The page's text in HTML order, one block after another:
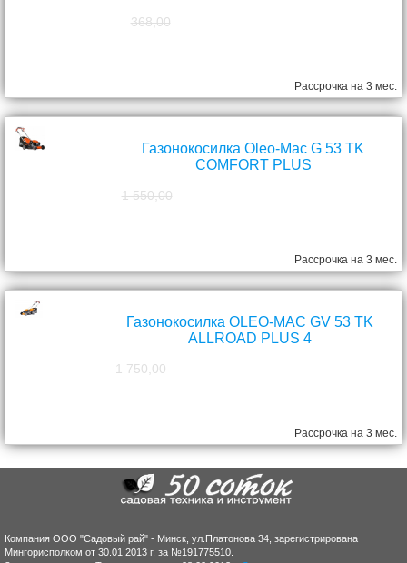
368,00
Рассрочка на 3 мес.
Газонокосилка Oleo-Mac G 53 TK
COMFORT PLUS
1 550,00
Рассрочка на 3 мес.
Газонокосилка OLEO-MAC GV 53 TK
ALLROAD PLUS 4
1 750,00
Рассрочка на 3 мес.
Компания ООО "Садовый рай" - Минск, ул.Платонова 34, зарегистрирована
Мингорисполком от 30.01.2013 г. за №191775510.